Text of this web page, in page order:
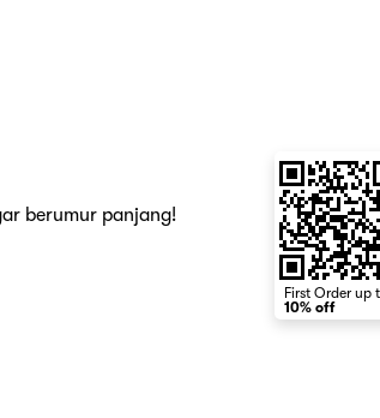
berumur panjang!
First Order up
10% off